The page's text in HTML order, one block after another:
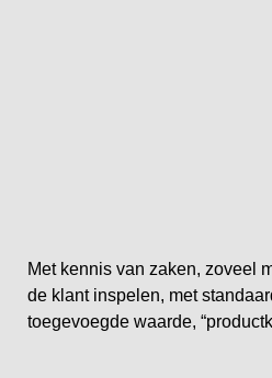
Met kennis van zaken, zoveel
de klant inspelen, met
toegevoegde waarde,